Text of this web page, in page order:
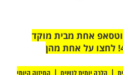
להיות שמח, כי לב
על שבירת המידות,